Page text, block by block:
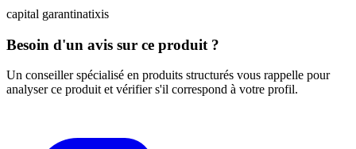
capital garantinatixis
Besoin d'un avis sur ce produit ?
Un conseiller spécialisé en produits structurés vous rappelle pour
analyser ce produit et vérifier s'il correspond à votre profil.